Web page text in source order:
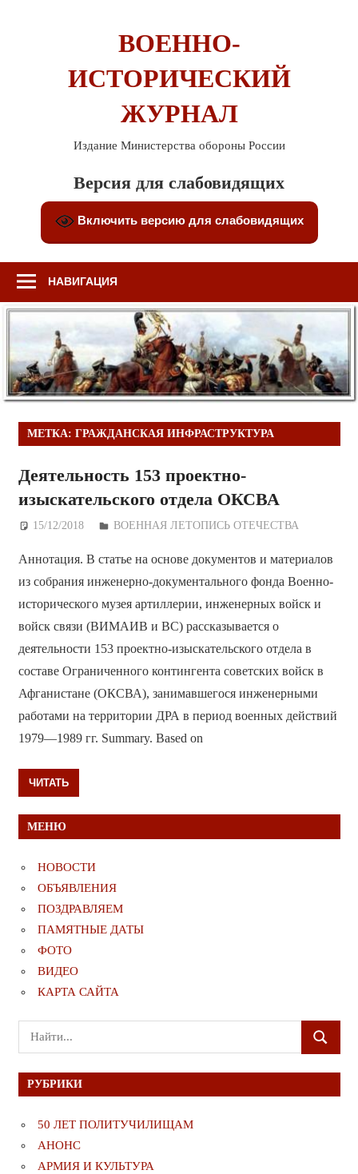
ВОЕННО-
ИСТОРИЧЕСКИЙ
ЖУРНАЛ
Издание Министерства обороны России
Версия для слабовидящих
Включить версию для слабовидящих
НАВИГАЦИЯ
МЕТКА: ГРАЖДАНСКАЯ ИНФРАСТРУКТУРА
Деятельность 153 проектно-
изыскательского отдела ОКСВА
15/12/2018 Дежурный по Редакции
ВОЕННАЯ ЛЕТОПИСЬ ОТЕЧЕСТВА
Аннотация. В статье на основе документов и материалов
из собрания инженерно-документального фонда Военно-
исторического музея артиллерии, инженерных войск и
войск связи (ВИМАИВ и ВС) рассказывается о
деятельности 153 проектно-изыскательского отдела в
составе Ограниченного контингента советских войск в
Афганистане (ОКСВА), занимавшегося инженерными
работами на территории ДРА в период военных действий
1979—1989 гг. Summary. Based on
ЧИТАТЬ
МЕНЮ
НОВОСТИ
ОБЪЯВЛЕНИЯ
ПОЗДРАВЛЯЕМ
ПАМЯТНЫЕ ДАТЫ
ФОТО
ВИДЕО
КАРТА САЙТА
Поиск
для:
ПОИСК
РУБРИКИ
50 ЛЕТ ПОЛИТУЧИЛИЩАМ
АНОНС
АРМИЯ И КУЛЬТУРА